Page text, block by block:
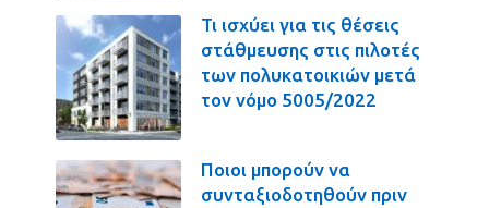
Τι ισχύει για τις θέσεις
στάθμευσης στις πιλοτές
των πολυκατοικιών μετά
τον νόμο 5005/2022
Ποιοι μπορούν να
συνταξιοδοτηθούν πριν